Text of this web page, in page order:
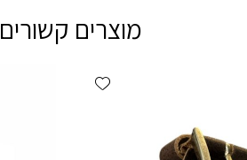
מוצרים קשורים
Add wishlist